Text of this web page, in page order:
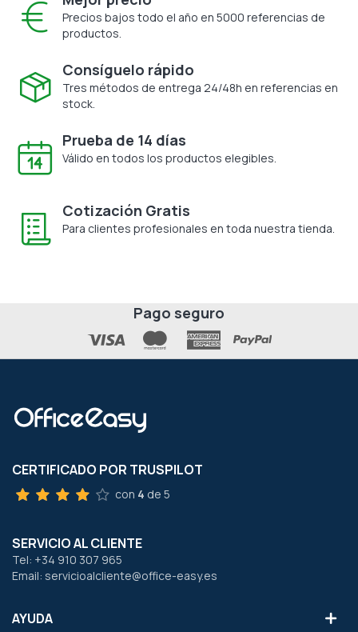
Precios bajos todo el año en 5000 referencias de
productos.
Consíguelo rápido
Tres métodos de entrega 24/48h en referencias en
stock.
Prueba de 14 días
Válido en todos los productos elegibles.
Cotización Gratis
Para clientes profesionales en toda nuestra tienda.
Pago seguro
CERTIFICADO POR TRUSPILOT
con 4 de 5
SERVICIO AL CLIENTE
Tel: +34 910 307 965
Email: servicioalcliente@office-easy.es
AYUDA